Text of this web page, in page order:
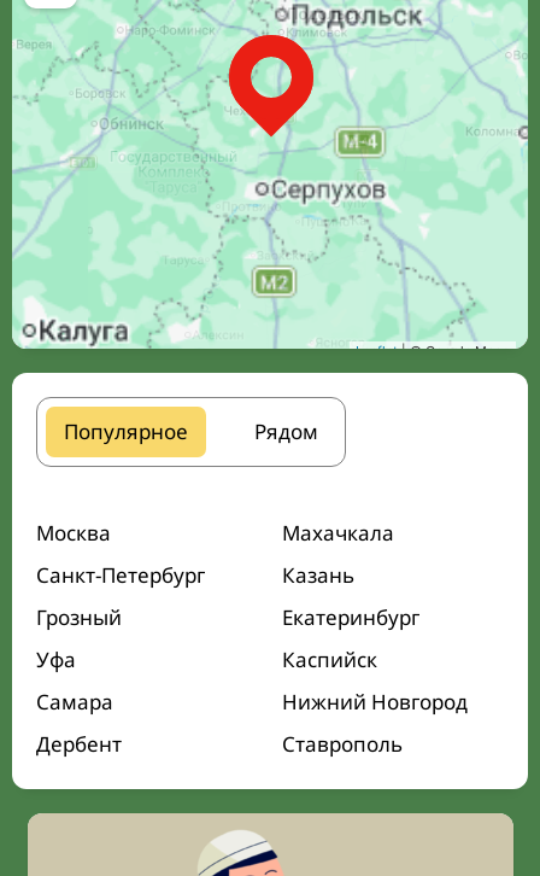
Leaflet| © Google Maps
Популярное Рядом
Москва
Махачкала
Санкт-Петербург
Казань
Грозный
Екатеринбург
Уфа
Каспийск
Самара
Нижний Новгород
Дербент
Ставрополь